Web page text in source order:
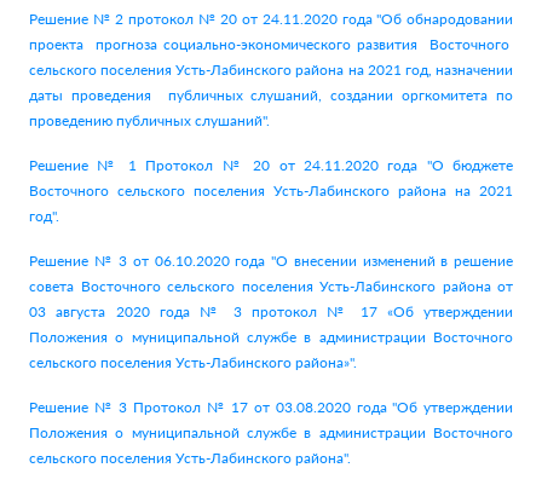
Решение № 2 протокол № 20 от 24.11.2020 года "Об обнародовании
проекта прогноза социально-экономического развития Восточного
сельского поселения Усть-Лабинского района на 2021 год, назначении
даты проведения публичных слушаний, создании оргкомитета по
проведению публичных слушаний".
Решение № 1 Протокол № 20 от 24.11.2020 года "О бюджете
Восточного сельского поселения Усть-Лабинского района на 2021
год".
Решение № 3 от 06.10.2020 года "О внесении изменений в решение
совета Восточного сельского поселения Усть-Лабинского района от
03 августа 2020 года № 3 протокол № 17 «Об утверждении
Положения о муниципальной службе в администрации Восточного
сельского поселения Усть-Лабинского района»".
Решение № 3 Протокол № 17 от 03.08.2020 года "Об утверждении
Положения о муниципальной службе в администрации Восточного
сельского поселения Усть-Лабинского района".